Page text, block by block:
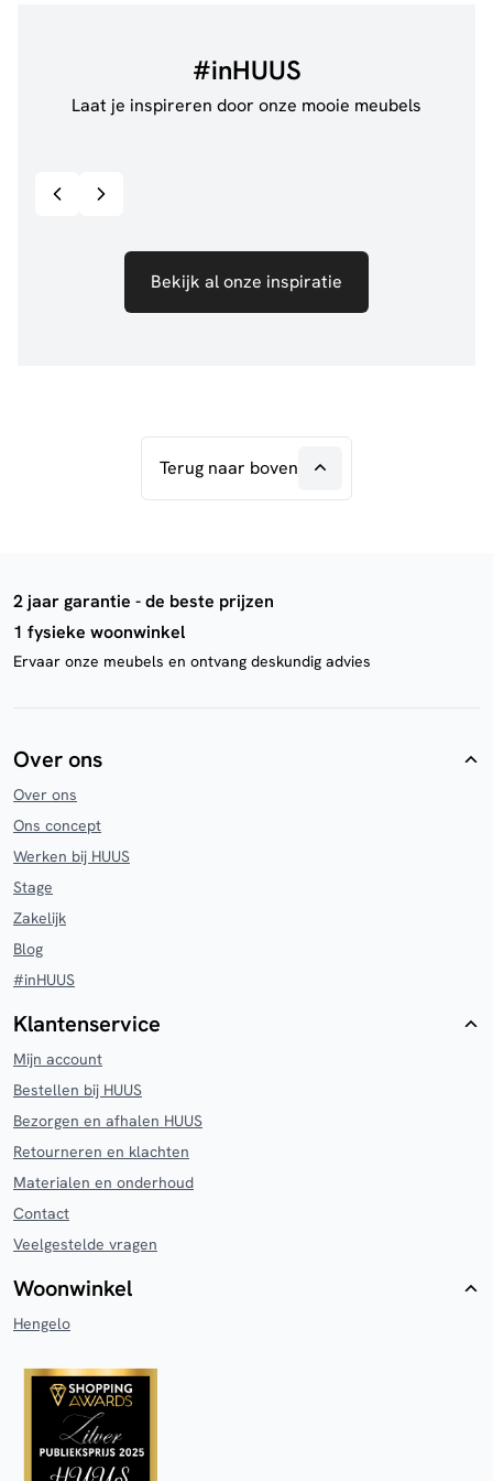
#inHUUS
Laat je inspireren door onze mooie meubels
Bekijk al onze inspiratie
Terug naar boven
2 jaar garantie - de beste prijzen
1 fysieke woonwinkel
Ervaar onze meubels en ontvang deskundig advies
Over ons
Over ons
Ons concept
Werken bij HUUS
Stage
Zakelijk
Blog
#inHUUS
Klantenservice
Mijn account
Bestellen bij HUUS
Bezorgen en afhalen HUUS
Retourneren en klachten
Materialen en onderhoud
Contact
Veelgestelde vragen
Woonwinkel
Hengelo